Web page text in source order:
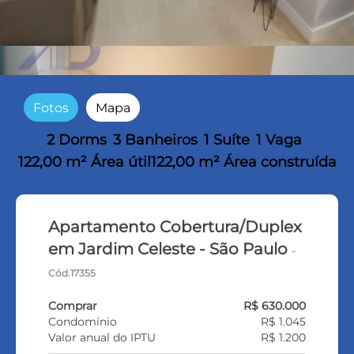
Fotos Mapa
2 Dorms 3 Banheiros 1 Suíte 1 Vaga
122,00 m² Área útil 122,00 m² Área construída
Apartamento Cobertura/Duplex
em Jardim Celeste - São Paulo-
Cód.17355
Comprar
R$ 630.000
Condomínio
R$ 1.045
Valor anual do IPTU
R$ 1.200